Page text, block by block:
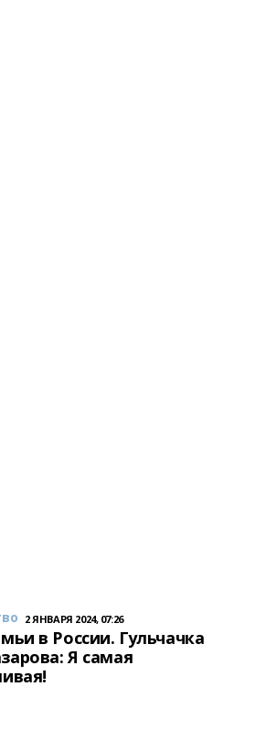
2 ЯНВАРЯ 2024, 07:26
в России. Гульчачка
Я самая